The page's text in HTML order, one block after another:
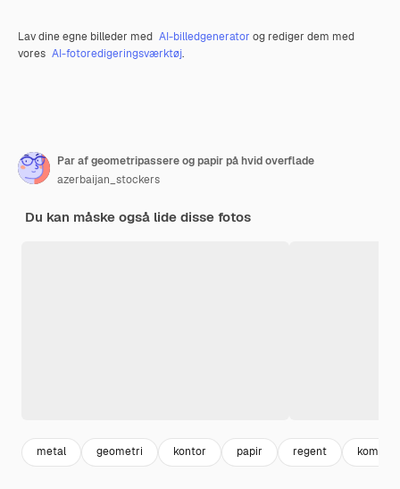
Lav dine egne billeder med AI-billedgenerator og rediger dem med
vores AI-fotoredigeringsværktøj.
Par af geometripassere og papir på hvid overflade
azerbaijan_stockers
Du kan måske også lide disse fotos
metal geometri kontor papir regent